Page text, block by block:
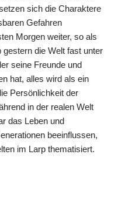
sich die Charaktere
Gefahren
Morgen weiter, so als
die Welt fast unter
seine Freunde und
hat, alles wird als ein
Persönlichkeit der
in der realen Welt
das Leben und
beeinflussen,
im Larp thematisiert.